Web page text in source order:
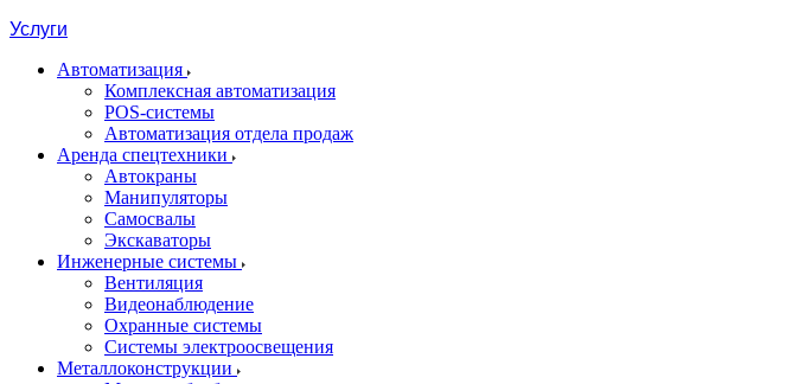
Услуги
Автоматизация
Комплексная автоматизация
POS-системы
Автоматизация отдела продаж
Аренда спецтехники
Автокраны
Манипуляторы
Самосвалы
Экскаваторы
Инженерные системы
Вентиляция
Видеонаблюдение
Охранные системы
Системы электроосвещения
Металлоконструкции